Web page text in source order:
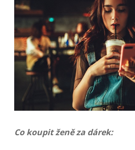
Co koupit ženě za dárek: